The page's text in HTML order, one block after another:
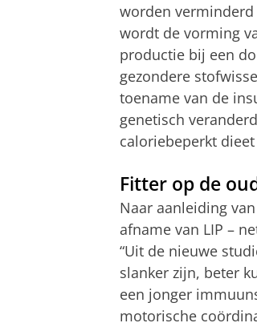
worden
wordt de vorming
productie bij een
gezondere
toename van de
genetisch
caloriebeperkt
Fitter op de
Naar aanleiding
afname van LIP –
“Uit de nieuwe
slanker zijn, beter
een jonger
motorische